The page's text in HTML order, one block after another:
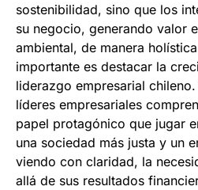
sostenibilidad, sino que los
su negocio, generando valor
ambiental, de manera
importante es destacar la
liderazgo empresarial
líderes empresariales
papel protagónico que jugar
una sociedad más justa y un
viendo con claridad, la
allá de sus resultados